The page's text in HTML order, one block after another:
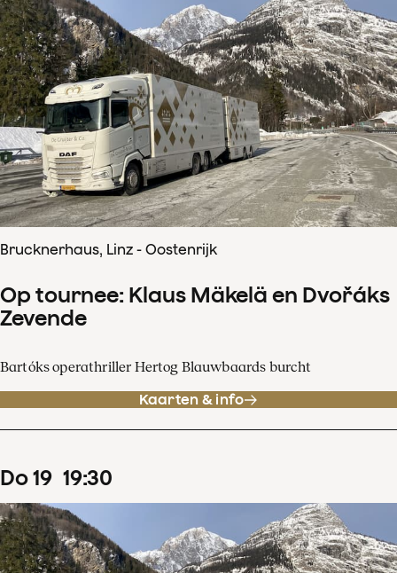
Brucknerhaus, Linz - Oostenrijk
Op tournee: Klaus Mäkelä en Dvořáks
Zevende
Bartóks operathriller Hertog Blauwbaards burcht
Kaarten & info
do19 19:30